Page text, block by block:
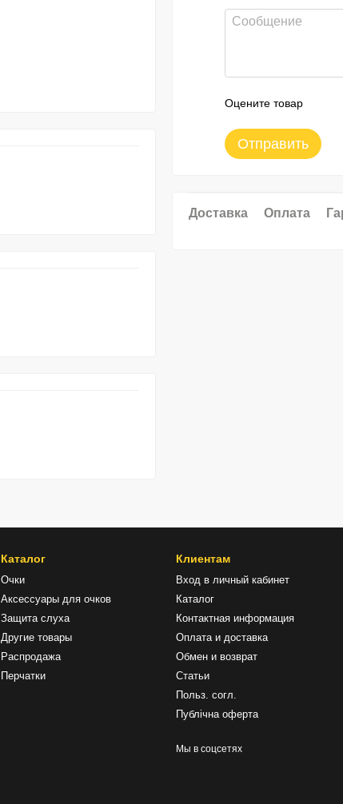
Оцените товар
Отправить
Доставка Оплата
Каталог
Очки
Аксессуары для очков
Защита слуха
Другие товары
Распродажа
Перчатки
Клиентам
Вход в личный кабинет
Каталог
Контактная информация
Оплата и доставка
Обмен и возврат
Статьи
Польз. согл.
Публічна оферта
Мы в соцсетях